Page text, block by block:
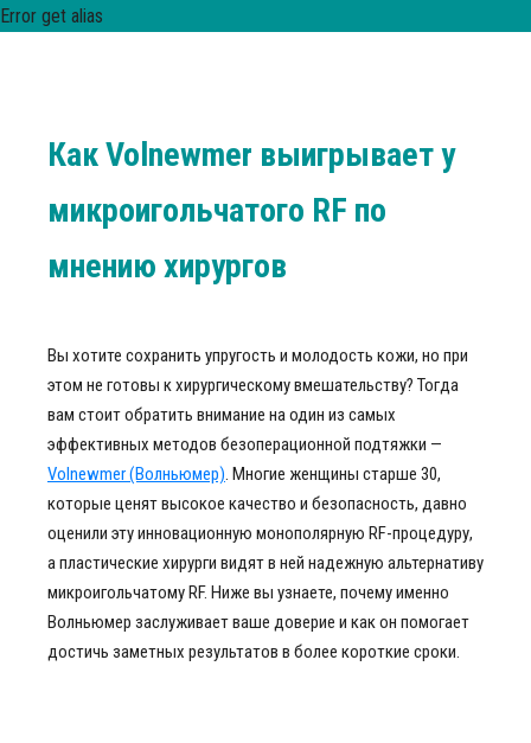
Error get alias
Как Volnewmer выигрывает у
микроигольчатого RF по
мнению хирургов
Вы хотите сохранить упругость и молодость кожи, но при
этом не готовы к хирургическому вмешательству? Тогда
вам стоит обратить внимание на один из самых
эффективных методов безоперационной подтяжки —
Volnewmer (Волньюмер). Многие женщины старше 30,
которые ценят высокое качество и безопасность, давно
оценили эту инновационную монополярную RF-процедуру,
а пластические хирурги видят в ней надежную альтернативу
микроигольчатому RF. Ниже вы узнаете, почему именно
Волньюмер заслуживает ваше доверие и как он помогает
достичь заметных результатов в более короткие сроки.